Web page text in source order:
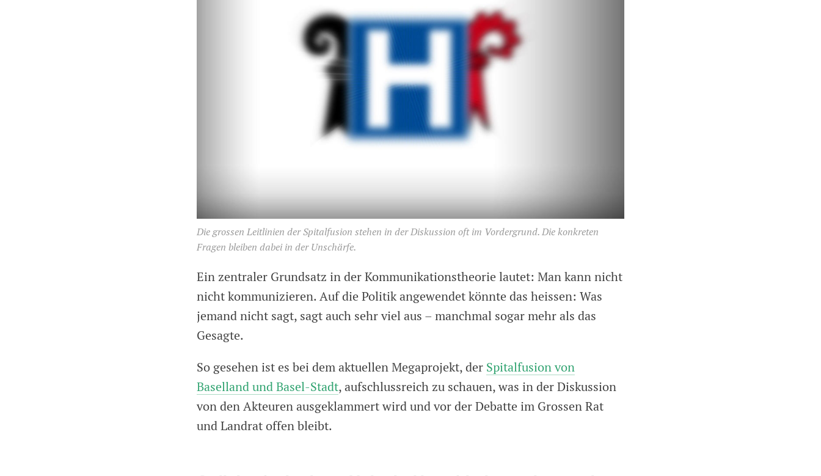
Die grossen Leitlinien der Spitalfusion stehen in der Diskussion oft im Vordergrund. Die konkreten
Fragen bleiben dabei in der Unschärfe.
Ein zentraler Grundsatz in der Kommunikationstheorie lautet: Man kann nicht
nicht kommunizieren. Auf die Politik angewendet könnte das heissen: Was
jemand nicht sagt, sagt auch sehr viel aus – manchmal sogar mehr als das
Gesagte.
So gesehen ist es bei dem aktuellen Megaprojekt, der Spitalfusion von
Baselland und Basel-Stadt, aufschlussreich zu schauen, was in der Diskussion
von den Akteuren ausgeklammert wird und vor der Debatte im Grossen Rat
und Landrat offen bleibt.